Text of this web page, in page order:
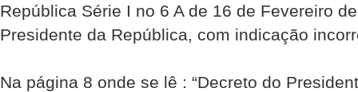
República Série I no 6 A de 16 de Fevereiro
Presidente da República, com indicação
Na página 8 onde se lê : “Decreto do